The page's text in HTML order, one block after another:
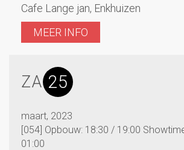
Cafe Lange jan, Enkhuizen
MEER INFO
ZA 25
maart, 2023
[054] Opbouw: 18:30 / 19:00
01:00